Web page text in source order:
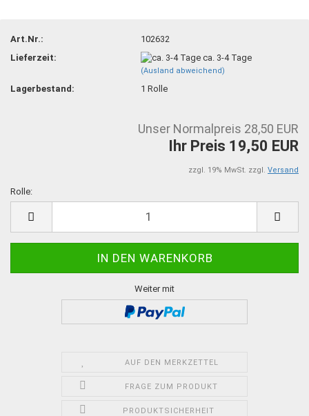
Art.Nr.:
102632
Lieferzeit:
ca. 3-4 Tage
(Ausland abweichend)
Lagerbestand: 1Rolle
Unser Normalpreis 28,50 EUR
Ihr Preis 19,50 EUR
zzgl. 19% MwSt. zzgl. Versand
Rolle:
Weiter mit
AUF DEN MERKZETTEL
FRAGE ZUM PRODUKT
PRODUKTSICHERHEIT